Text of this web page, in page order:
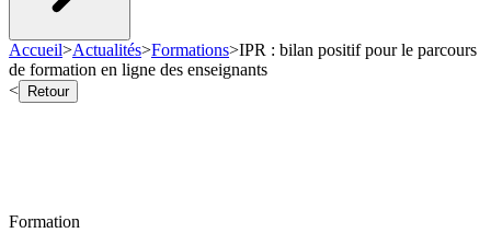
Accueil>Actualités>Formations>IPR : bilan positif pour le parcours
de formation en ligne des enseignants
<
Retour
Formation